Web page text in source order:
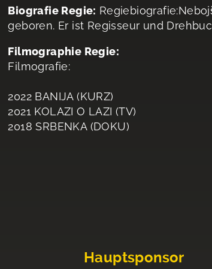
Biografie Regie:
geboren. Er ist Regisseur und
Filmographie Regie:
Filmografie:
2022 BANIJA (KURZ)
2021 KOLAZI O LAZI (TV)
2018 SRBENKA (DOKU)
Hauptsponsor